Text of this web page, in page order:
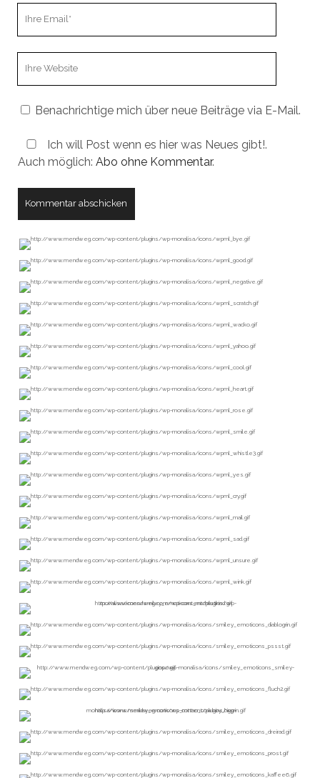
Benachrichtige mich über neue Beiträge via E-Mail.
Ich will Post wenn es hier was Neues gibt!.
Auch möglich: Abo ohne Kommentar.